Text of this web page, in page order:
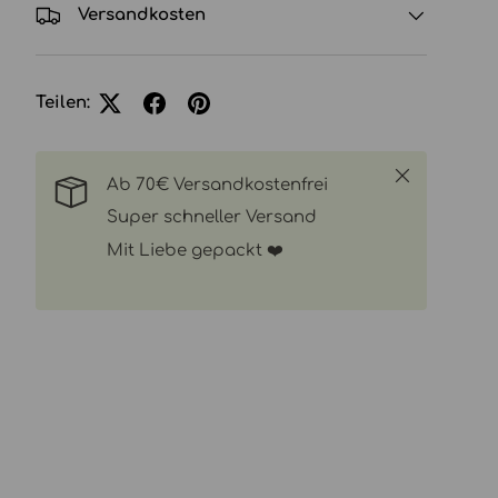
Versandkosten
Teilen:
Ab 70€ Versandkostenfrei
Super schneller Versand
Mit Liebe gepackt ❤️
Schließen